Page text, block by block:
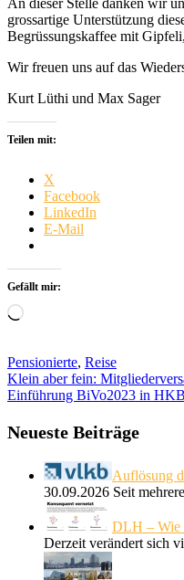
grossartige Unterstützung
Begrüssungskaffee mit
Wir freuen uns auf das
Kurt Lüthi und Max Sager
Teilen mit:
X
Facebook
LinkedIn
E-Mail
Gefällt mir:
Wird
Pensionierte, Reise
Beitragsnavigation
Klein aber fein:
Einführung BiVo2023 in
Neueste Beiträge
Auflösung
30.09.2026 Seit
DLH – Wie
Derzeit verändert sich